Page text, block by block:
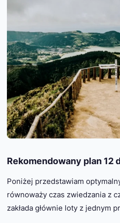
Rekomendowany plan 12
Poniżej przedstawiam
równoważy czas zwiedzania z
zakłada głównie loty z jednym